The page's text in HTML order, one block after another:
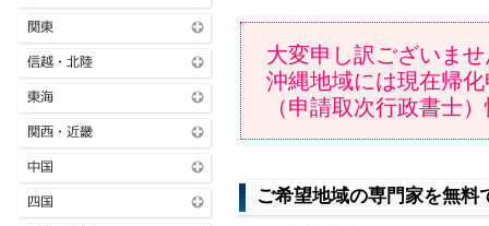
大変申し訳ございま
沖縄地域には現在帰
（申請取次行政書士
ご希望地域の専門家を無料